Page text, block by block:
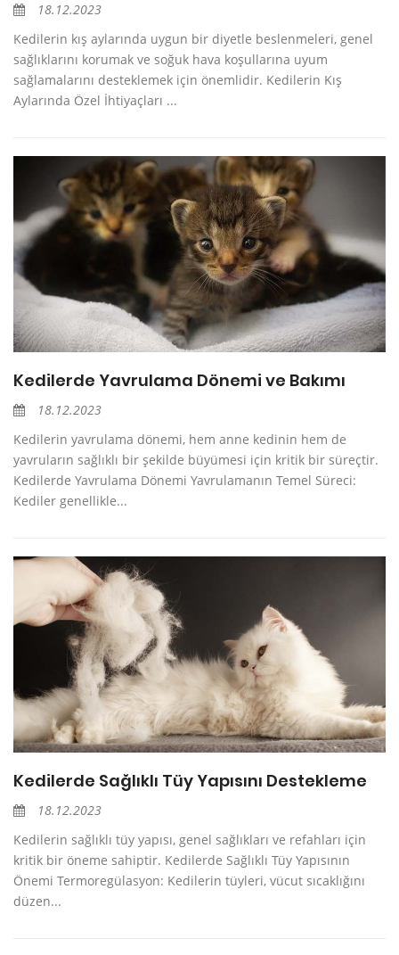
18.12.2023
Kedilerin kış aylarında uygun bir diyetle beslenmeleri, genel
sağlıklarını korumak ve soğuk hava koşullarına uyum
sağlamalarını desteklemek için önemlidir. Kedilerin Kış
Aylarında Özel İhtiyaçları ...
Kedilerde Yavrulama Dönemi ve Bakımı
18.12.2023
Kedilerin yavrulama dönemi, hem anne kedinin hem de
yavruların sağlıklı bir şekilde büyümesi için kritik bir süreçtir.
Kedilerde Yavrulama Dönemi Yavrulamanın Temel Süreci:
Kediler genellikle...
Kedilerde Sağlıklı Tüy Yapısını Destekleme
18.12.2023
Kedilerin sağlıklı tüy yapısı, genel sağlıkları ve refahları için
kritik bir öneme sahiptir. Kedilerde Sağlıklı Tüy Yapısının
Önemi Termoregülasyon: Kedilerin tüyleri, vücut sıcaklığını
düzen...